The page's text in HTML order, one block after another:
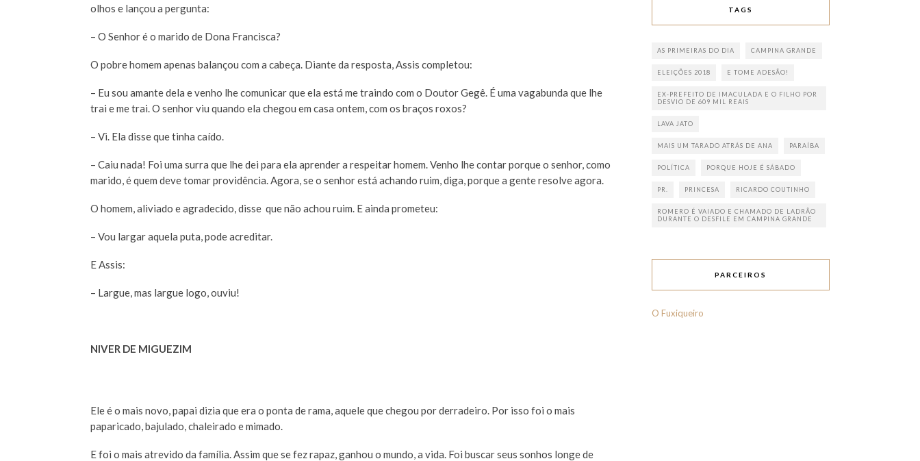
olhos e lançou a pergunta:
– O Senhor é o marido de Dona Francisca?
O pobre homem apenas balançou com a cabeça. Diante da resposta, Assis completou:
– Eu sou amante dela e venho lhe comunicar que ela está me traindo com o Doutor Gegê. É uma vagabunda que lhe
trai e me trai. O senhor viu quando ela chegou em casa ontem, com os braços roxos?
– Vi. Ela disse que tinha caído.
– Caiu nada! Foi uma surra que lhe dei para ela aprender a respeitar homem. Venho lhe contar porque o senhor, como
marido, é quem deve tomar providência. Agora, se o senhor está achando ruim, diga, porque a gente resolve agora.
O homem, aliviado e agradecido, disse que não achou ruim. E ainda prometeu:
– Vou largar aquela puta, pode acreditar.
E Assis:
– Largue, mas largue logo, ouviu!
NIVER DE MIGUEZIM
Ele é o mais novo, papai dizia que era o ponta de rama, aquele que chegou por derradeiro. Por isso foi o mais
paparicado, bajulado, chaleirado e mimado.
E foi o mais atrevido da família. Assim que se fez rapaz, ganhou o mundo, a vida. Foi buscar seus sonhos longe de
TAGS
AS PRIMEIRAS DO DIA CAMPINA GRANDE
ELEIÇÕES 2018 E TOME ADESÃO!
EX-PREFEITO DE IMACULADA E O FILHO POR
DESVIO DE 609 MIL REAIS
LAVA JATO
MAIS UM TARADO ATRÁS DE ANA PARAÍBA
POLÍTICA PORQUE HOJE É SÁBADO
PR. PRINCESA RICARDO COUTINHO
ROMERO É VAIADO E CHAMADO DE LADRÃO
DURANTE O DESFILE EM CAMPINA GRANDE
PARCEIROS
O Fuxiqueiro